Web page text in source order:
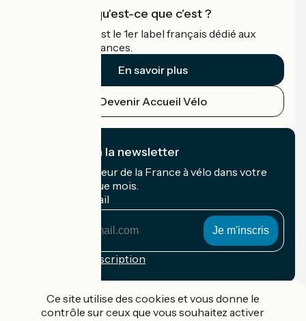
Accueil Vélo qu'est-ce que c'est ?
Accueil Vélo c'est le 1er label français dédié aux
cyclistes en vacances.
En savoir plus
Devenir Accueil Vélo
Je m'abonne à la newsletter
Recevez le meilleur de la France à vélo dans votre
boîte mail chaque mois.
Mon adresse mail
Conditions d'inscription
Ce site utilise des cookies et vous donne le
contrôle sur ceux que vous souhaitez activer